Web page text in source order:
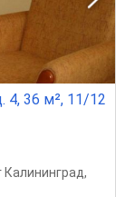
4, 36 м², 11/12
Калининград,